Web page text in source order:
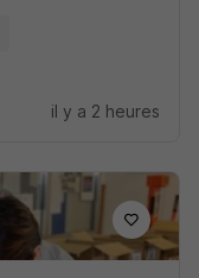
il y a 2 heures